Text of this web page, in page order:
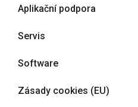
Aplikační podpora
Servis
Software
Zásady cookies (EU)